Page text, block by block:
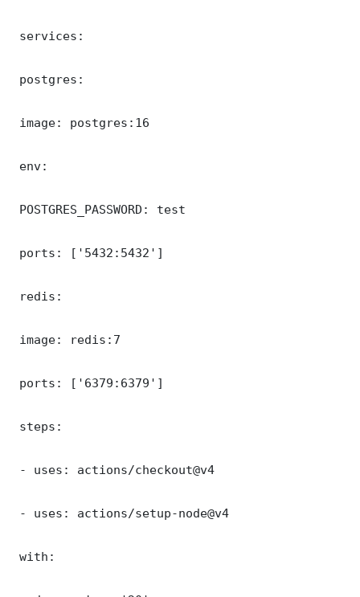
services:
postgres:
image: postgres:16
env:
POSTGRES_PASSWORD: test
ports: ['5432:5432']
redis:
image: redis:7
ports: ['6379:6379']
steps:
- uses: actions/checkout@v4
- uses: actions/setup-node@v4
with: